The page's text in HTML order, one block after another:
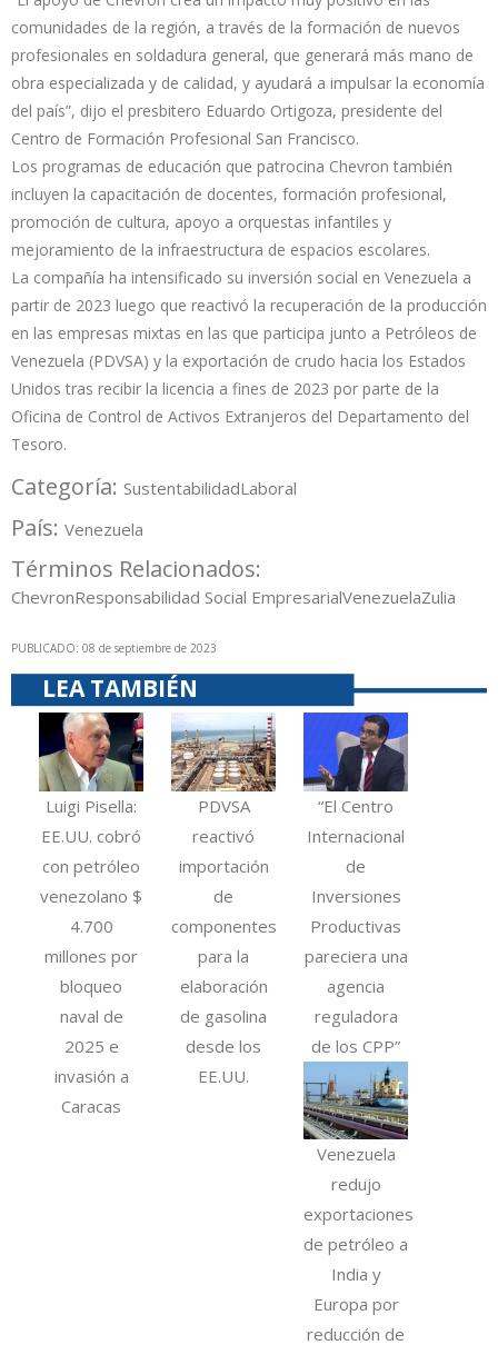
comunidades de la región, a través de la formación de nuevos
profesionales en soldadura general, que generará más mano de
obra especializada y de calidad, y ayudará a impulsar la economía
del país”, dijo el presbitero Eduardo Ortigoza, presidente del
Centro de Formación Profesional San Francisco.
Los programas de educación que patrocina Chevron también
incluyen la capacitación de docentes, formación profesional,
promoción de cultura, apoyo a orquestas infantiles y
mejoramiento de la infraestructura de espacios escolares.
La compañía ha intensificado su inversión social en Venezuela a
partir de 2023 luego que reactivó la recuperación de la producción
en las empresas mixtas en las que participa junto a Petróleos de
Venezuela (PDVSA) y la exportación de crudo hacia los Estados
Unidos tras recibir la licencia a fines de 2023 por parte de la
Oficina de Control de Activos Extranjeros del Departamento del
Tesoro.
Categoría: SustentabilidadLaboral
País: Venezuela
Términos Relacionados:
ChevronResponsabilidad Social EmpresarialVenezuelaZulia
PUBLICADO: 08 de septiembre de 2023
LEA TAMBIÉN
Luigi Pisella:
EE.UU. cobró
con petróleo
venezolano $
4.700
millones por
bloqueo
naval de
2025 e
invasión a
Caracas
PDVSA
reactivó
importación
de
componentes
para la
elaboración
de gasolina
desde los
EE.UU.
“El Centro
Internacional
de
Inversiones
Productivas
pareciera una
agencia
reguladora
de los CPP”
Venezuela
redujo
exportaciones
de petróleo a
India y
Europa por
reducción de